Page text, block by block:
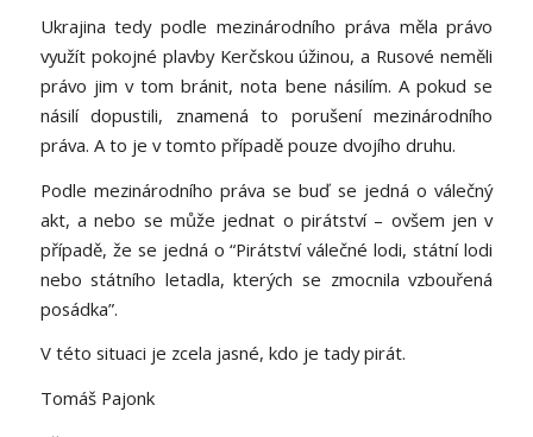
Ukrajina tedy podle mezinárodního práva měla právo
využít pokojné plavby Kerčskou úžinou, a Rusové neměli
právo jim v tom bránit, nota bene násilím. A pokud se
násilí dopustili, znamená to porušení mezinárodního
práva. A to je v tomto případě pouze dvojího druhu.
Podle mezinárodního práva se buď se jedná o válečný
akt, a nebo se může jednat o pirátství – ovšem jen v
případě, že se jedná o “Pirátství válečné lodi, státní lodi
nebo státního letadla, kterých se zmocnila vzbouřená
posádka”.
V této situaci je zcela jasné, kdo je tady pirát.
Tomáš Pajonk